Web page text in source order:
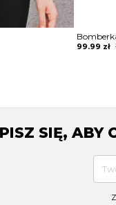
Original
99.99 zł
Current
SIĘ, ABY